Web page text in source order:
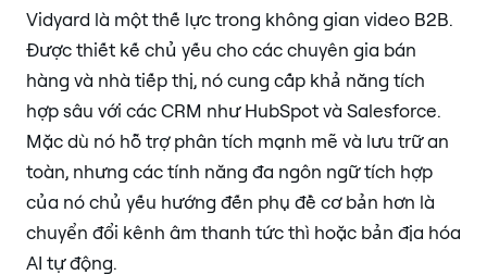
Vidyard là một thế lực trong không gian video B2B.
Được thiết kế chủ yếu cho các chuyên gia bán
hàng và nhà tiếp thị, nó cung cấp khả năng tích
hợp sâu với các CRM như HubSpot và Salesforce.
Mặc dù nó hỗ trợ phân tích mạnh mẽ và lưu trữ an
toàn, nhưng các tính năng đa ngôn ngữ tích hợp
của nó chủ yếu hướng đến phụ đề cơ bản hơn là
chuyển đổi kênh âm thanh tức thì hoặc bản địa hóa
AI tự động.